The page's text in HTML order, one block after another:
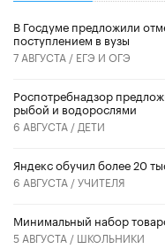
В Госдуме предложили
поступлением в вузы
7 АВГУСТА / ЕГЭ И ОГЭ
Роспотребнадзор
рыбой и водорослями
6 АВГУСТА / ДЕТИ
​Яндекс обучил более 20
6 АВГУСТА /УЧИТЕЛЯ
Минимальный набор
5 АВГУСТА / ШКОЛЬНИКИ